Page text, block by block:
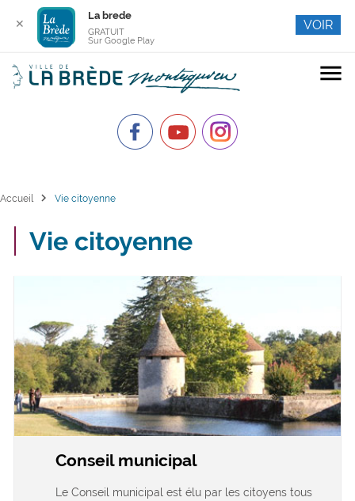
menu
Accueil chevron_right Vie citoyenne
Vie citoyenne
Conseil municipal
Le Conseil municipal est élu par les citoyens tous
✕
La brede
GRATUIT
Sur Google Play
VOIR